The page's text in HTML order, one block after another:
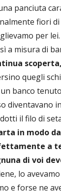
panciuta
fiori di
per
a misura di
quegli
banco
diventavano
il filo di
in modo
a
di voi
lo
e forse ne